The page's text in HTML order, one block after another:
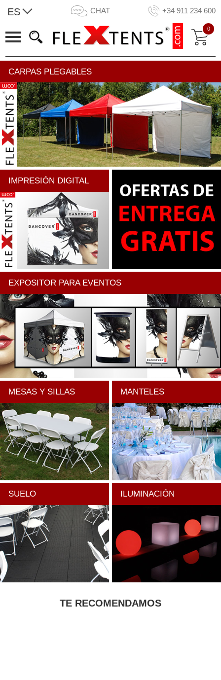
ES CHAT +34 911 234 600
0
CARPAS PLEGABLES
IMPRESIÓN DIGITAL
EXPOSITOR PARA EVENTOS
MESAS Y SILLAS MANTELES
SUELO ILUMINACIÓN
TE RECOMENDAMOS